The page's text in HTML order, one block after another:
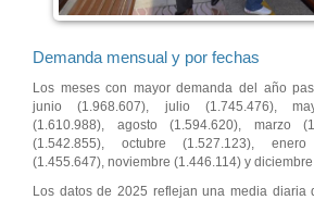
Demanda mensual y por fechas
Los meses con mayor demanda del año
junio (1.968.607), julio (1.745.476),
(1.610.988), agosto (1.594.620), marzo
(1.542.855), octubre (1.527.123),
(1.455.647), noviembre (1.446.114) y diciembre
Los datos de 2025 reflejan una media diaria